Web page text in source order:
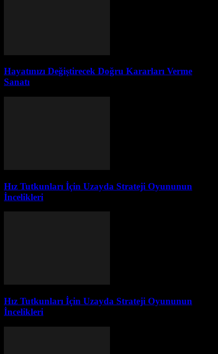
Hayatınızı Değiştirecek Doğru Kararları Verme
Sanatı
Hız Tutkunları İçin Uzayda Strateji Oyununun
İncelikleri
Hız Tutkunları İçin Uzayda Strateji Oyununun
İncelikleri